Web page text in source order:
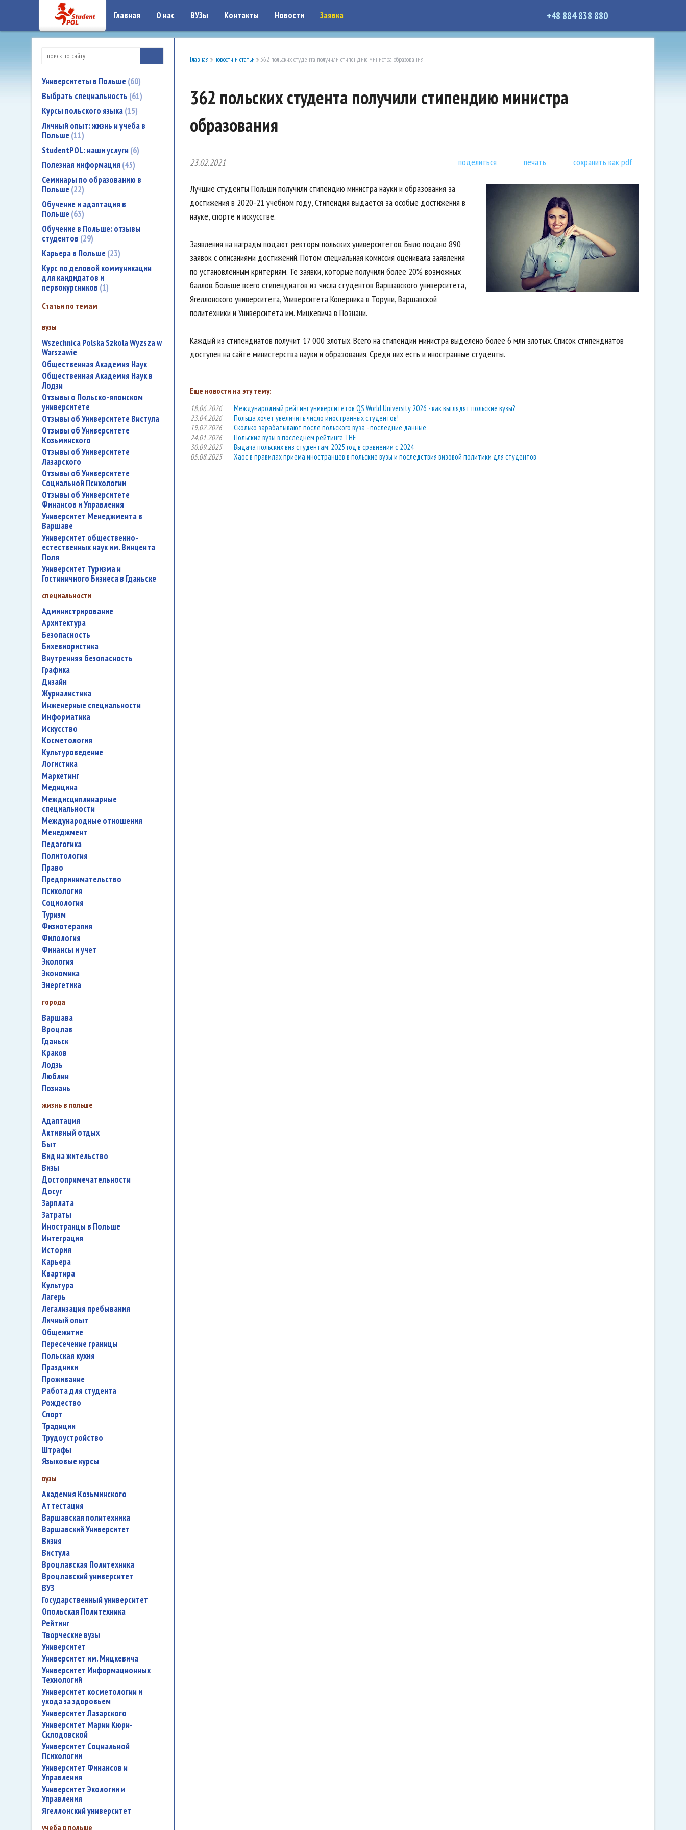
google-site-verification: google7a917c261df1566b.htmlgoogle-site-verification: google7a917c261df1566b.html
Главная О нас ВУЗы Контакты Новости Заявка +48 884 838 880
Университеты в Польше 60
Выбрать специальность 61
Курсы польского языка 15
Личный опыт: жизнь и учеба в
Польше 11
StudentPOL: наши услуги 6
Полезная информация 45
Семинары по образованию в
Польше 22
Обучение и адаптация в
Польше 63
Обучение в Польше: отзывы
студентов 29
Карьера в Польше 23
Курс по деловой коммуникации
для кандидатов и
первокурсников 1
Статьи по темам
вузы
Wszechnica Polska Szkola Wyzsza w
Warszawie
Общественная Академия Наук
Общественная Академия Наук в
Лодзи
Отзывы о Польско-японском
университете
Отзывы об Университете Вистула
Отзывы об Университете
Козьминского
Отзывы об Университете
Лазарского
Отзывы об Университете
Социальной Психологии
Отзывы об Университете
Финансов и Управления
Университет Менеджмента в
Варшаве
Университет общественно-
естественных наук им. Винцента
Поля
Университет Туризма и
Гостиничного Бизнеса в Гданьске
специальности
администрирование
архитектура
безопасность
бихевиористика
внутренняя безопасность
графика
дизайн
журналистика
инженерные специальности
информатика
искусство
косметология
культуроведение
логистика
маркетинг
медицина
междисциплинарные
специальности
международные отношения
менеджмент
педагогика
политология
право
предпринимательство
психология
социология
туризм
физиотерапия
филология
финансы и учет
экология
экономика
энергетика
города
Варшава
Вроцлав
Гданьск
Краков
Лодзь
Люблин
Познань
жизнь в польше
адаптация
активный отдых
быт
вид на жительство
визы
достопримечательности
досуг
зарплата
затраты
иностранцы в Польше
интеграция
история
карьера
квартира
культура
лагерь
легализация пребывания
личный опыт
общежитие
пересечение границы
польская кухня
праздники
проживание
работа для студента
Рождество
спорт
традиции
трудоустройство
штрафы
языковые курсы
вузы
Академия Козьминского
аттестация
Варшавская политехника
Варшавский Университет
Визия
Вистула
Вроцлавская Политехника
Вроцлавский университет
ВУЗ
государственный университет
Опольская Политехника
рейтинг
творческие вузы
университет
Университет им. Мицкевича
Университет Информационных
Технологий
университет косметологии и
ухода за здоровьем
Университет Лазарского
Университет Марии Кюри-
Склодовской
Университет Социальной
Психологии
Университет Финансов и
Управления
Университет Экологии и
Управления
Ягеллонский университет
учеба в польше
Главная » новости и статьи » 362 польских студента получили стипендию министра образования
362 польских студента получили стипендию министра
образования
23.02.2021 поделиться печать сохранить как pdf
Лучшие студенты Польши получили стипендию министра науки и образования за
достижения в 2020-21 учебном году, Стипендия выдается за особые достижения в
науке, спорте и искусстве.
Заявления на награды подают ректоры польских университетов. Было подано 890
заявок с описаниями достижений. Потом специальная комиссия оценивала заявления
по установленным критериям. Те заявки, которые получили более 20% возможных
баллов. Больше всего стипендиатов из числа студентов Варшавского университета,
Ягеллонского университета, Университета Коперника в Торуни, Варшавской
политехники и Университета им. Мицкевича в Познани.
Каждый из стипендиатов получит 17 000 злотых. Всего на стипендии министра выделено более 6 млн злотых. Список стипендиатов
доступен на сайте министерства науки и образования. Среди них есть и иностранные студенты.
Еще новости на эту тему:
18.06.2026
Международный рейтинг университетов QS World University 2026 - как выглядят польские вузы?
23.04.2026
Польша хочет увеличить число иностранных студентов!
19.02.2026
Сколько зарабатывают после польского вуза - последние данные
24.01.2026
Польские вузы в последнем рейтинге THE
30.09.2025
Выдача польских виз студентам: 2025 год в сравнении с 2024
05.08.2025
Хаос в правилах приема иностранцев в польские вузы и последствия визовой политики для студентов